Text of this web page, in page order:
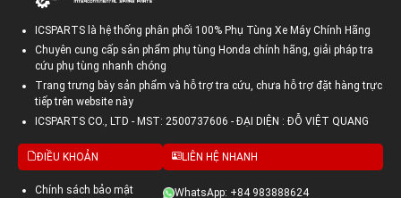
ICSPARTS là hệ thống phân phối 100% Phụ Tùng Xe Máy Chính Hãng
Chuyên cung cấp sản phẩm phụ tùng Honda chính hãng, giải pháp tra
cứu phụ tùng nhanh chóng
Trang trưng bày sản phẩm và hỗ trợ tra cứu, chưa hỗ trợ đặt hàng trực
tiếp trên website này
ICSPARTS CO., LTD - MST: 2500737606 - ĐẠI DIỆN : ĐỖ VIỆT QUANG
ĐIỀU KHOẢN
Chính sách bảo mật
LIÊN HỆ NHANH
WhatsApp: +84 983888624